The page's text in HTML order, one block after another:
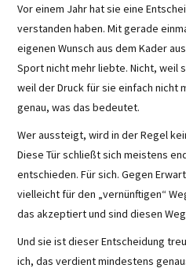
Vor einem Jahr hat sie eine
verstanden haben. Mit gerade
eigenen Wunsch aus dem Kader
Sport nicht mehr liebte. Nicht, weil
weil der Druck für sie einfach nicht
genau, was das bedeutet.
Wer aussteigt, wird in der Regel
Diese Tür schließt sich meistens
entschieden. Für sich. Gegen
vielleicht für den „vernünftigen“
das akzeptiert und sind diesen
Und sie ist dieser Entscheidung
ich, das verdient mindestens